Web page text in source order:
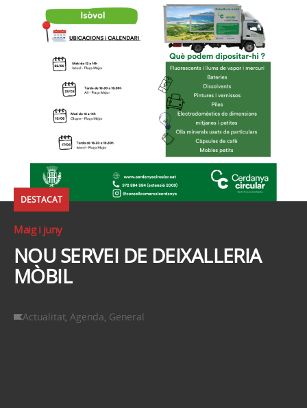
DESTACAT
Maig i juny
NOU SERVEI DE DEIXALLERIA
MÒBIL
Actualitat,Agenda, General